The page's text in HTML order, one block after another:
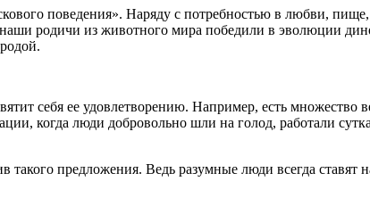
поведения». Наряду с потребностью в любви,
родичи из животного мира победили в эволюции
себя ее удовлетворению. Например, есть множество
когда люди добровольно шли на голод, работали
такого предложения. Ведь разумные люди всегда ставят